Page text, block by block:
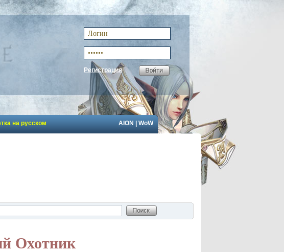
Регистрация
на русском AION WoW
Охотник